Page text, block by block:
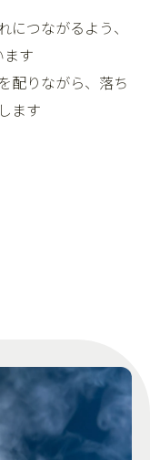
つながるよう、
す
配りながら、落ち
ます